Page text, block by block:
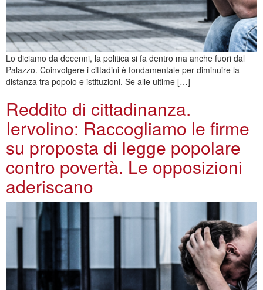
Lo diciamo da decenni, la politica si fa dentro ma anche fuori dal
Palazzo. Coinvolgere i cittadini è fondamentale per diminuire la
distanza tra popolo e istituzioni. Se alle ultime […]
Reddito di cittadinanza.
Iervolino: Raccogliamo le firme
su proposta di legge popolare
contro povertà. Le opposizioni
aderiscano